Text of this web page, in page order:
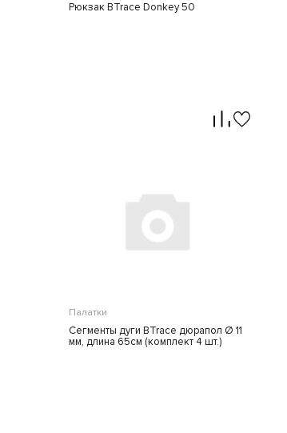
Рюкзак BTrace Donkey 50
Палатки
Сегменты дуги BTrace дюрапол Ø 11
мм, длина 65см (комплект 4 шт.)